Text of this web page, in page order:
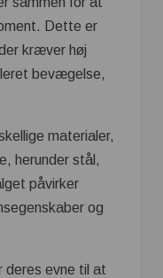
Dette er
kræver høj
bevægelse,
materialer,
herunder stål,
påvirker
og
deres evne til at